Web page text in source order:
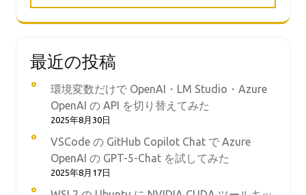
最近の投稿
環境変数だけで OpenAI・LM Studio・Azure
OpenAI の API を切り替えてみた
2025年8月30日
VSCode の GitHub Copilot Chat で Azure
OpenAI の GPT-5-Chat を試してみた
2025年8月17日